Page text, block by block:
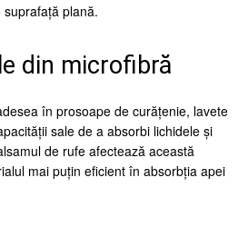
plană.
din microfibră
în prosoape de curățenie, lavete
sale de a absorbi lichidele și
de rufe afectează această
mai puțin eficient în absorbția apei